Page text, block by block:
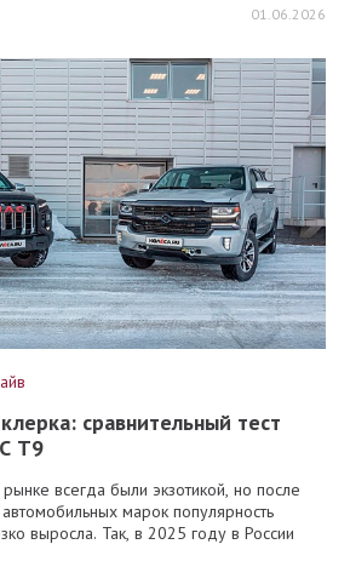
01.06.2026
сравнительный тест
T9
всегда были экзотикой, но после
марок популярность
выросла. Так, в 2025 году в России